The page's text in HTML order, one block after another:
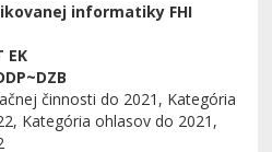
informatiky FHI
EK
činnosti do 2021, Kategória
Kategória ohlasov do 2021,